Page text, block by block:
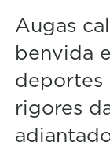
Augas
benvida
deportes
rigores